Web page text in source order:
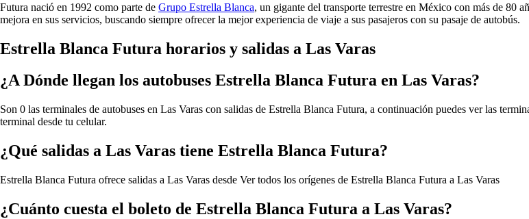
Futura nació en 1992 como parte de Grupo Estrella Blanca, un gigante del transporte terrestre en México con más de 80
mejora en sus servicios, buscando siempre ofrecer la mejor experiencia de viaje a sus pasajeros con su pasaje de autobús.
Estrella Blanca Futura horarios y salidas a Las Varas
¿A Dónde llegan los autobuses Estrella Blanca Futura en Las Varas?
Son 0 las terminales de autobuses en Las Varas con salidas de Estrella Blanca Futura, a continuación puedes ver las
terminal desde tu celular.
¿Qué salidas a Las Varas tiene Estrella Blanca Futura?
Estrella Blanca Futura ofrece salidas a Las Varas desde Ver todos los orígenes de Estrella Blanca Futura a Las Varas
¿Cuánto cuesta el boleto de Estrella Blanca Futura a Las Varas?